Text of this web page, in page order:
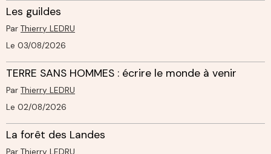
Les guildes
Par Thierry LEDRU
Le 03/08/2026
TERRE SANS HOMMES : écrire le monde à venir
Par Thierry LEDRU
Le 02/08/2026
La forêt des Landes
Par Thierry LEDRU